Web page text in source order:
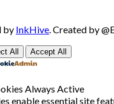
by InkHive Created by
All Accept All
Always Active
enable essential site